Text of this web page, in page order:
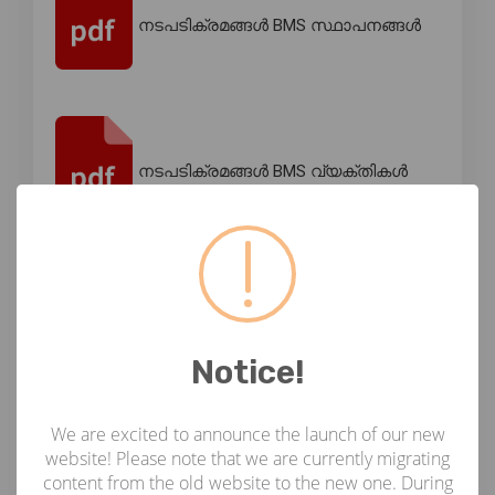
നടപടിക്രമങ്ങൾ BMS സ്ഥാപനങ്ങൾ
നടപടിക്രമങ്ങൾ BMS വ്യക്തികൾ
നടപടിക്രമങ്ങൾ കൈമാറ്റം
CFA നടപടികൾ ഓഫ്‌ലൈൻ
ഏജൻസികൾ.
Notice!
We are excited to announce the launch of our new
website! Please note that we are currently migrating
content from the old website to the new one. During